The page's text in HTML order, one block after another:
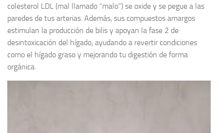
colesterol LDL (mal llamado “malo”) se oxide y se pegue a las
paredes de tus arterias. Además, sus compuestos amargos
estimulan la producción de bilis y apoyan la fase 2 de
desintoxicación del hígado, ayudando a revertir condiciones
como el hígado graso y mejorando tu digestión de forma
orgánica.